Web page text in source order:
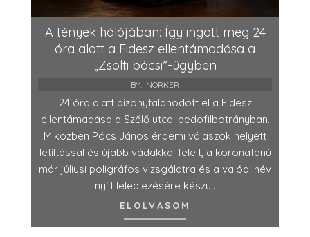
A tények hálójában: Így ingott meg 24
óra alatt a Fidesz ellentámadása a
„Zsolti bácsi”-ügyben
BY: NORKER
24 óra alatt bizonytalanodott el a Fidesz
ellentámadása a Szőlő utcai pedofilbotrányban.
Miközben Pócs János érdemi válaszok helyett
letiltással és újabb vádakkal felelt, a koronatanú
már júliusi poligráfos vizsgálatra és a valódi név
nyílt leleplezésére készül.
ELOLVASOM